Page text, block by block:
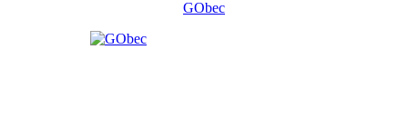
GObec